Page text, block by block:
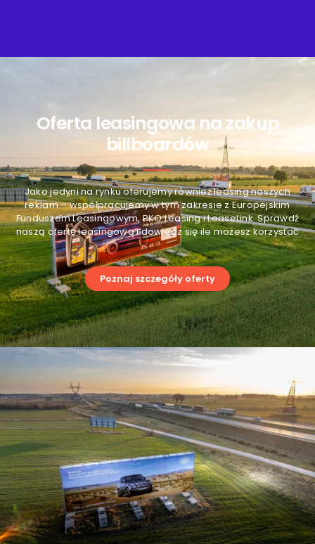
Oferta leasingowa na zakup
billboardów
Jako jedyni na rynku oferujemy również leasing naszych
reklam – współpracujemy w tym zakresie z Europejskim
Funduszem Leasingowym, PKO Leasing i LeaseLink. Sprawdź
naszą ofertę leasingową i dowiedz się ile możesz korzystać
Poznaj szczegóły oferty